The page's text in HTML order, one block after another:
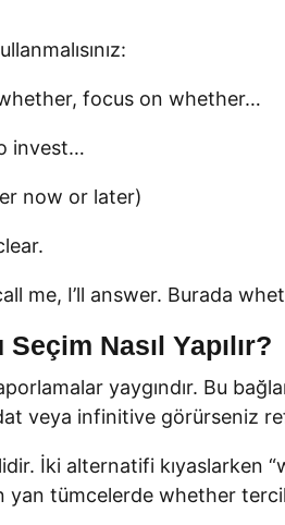
focus on whether…
invest…
now or later)
me, I’ll answer. Burada
Nasıl Yapılır?
yaygındır. Bu
veya infinitive görürseniz
İki alternatifi kıyaslarken
tümcelerde whether